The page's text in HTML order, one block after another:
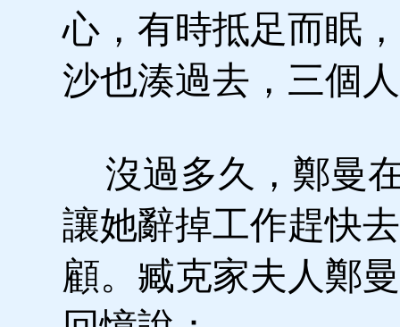
心，有時抵足而眠
沙也湊過去，三個
沒過多久，鄭曼
讓她辭掉工作趕快
顧。臧克家夫人鄭